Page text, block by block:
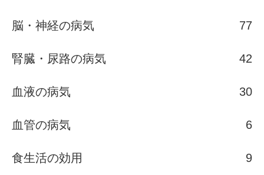
脳・神経の病気 77
腎臓・尿路の病気 42
血液の病気 30
血管の病気 6
食生活の効用 9